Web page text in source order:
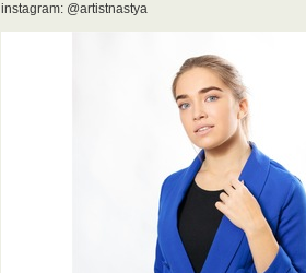
instagram: @artistnastya